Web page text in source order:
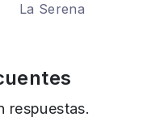
La Serena
respuestas.